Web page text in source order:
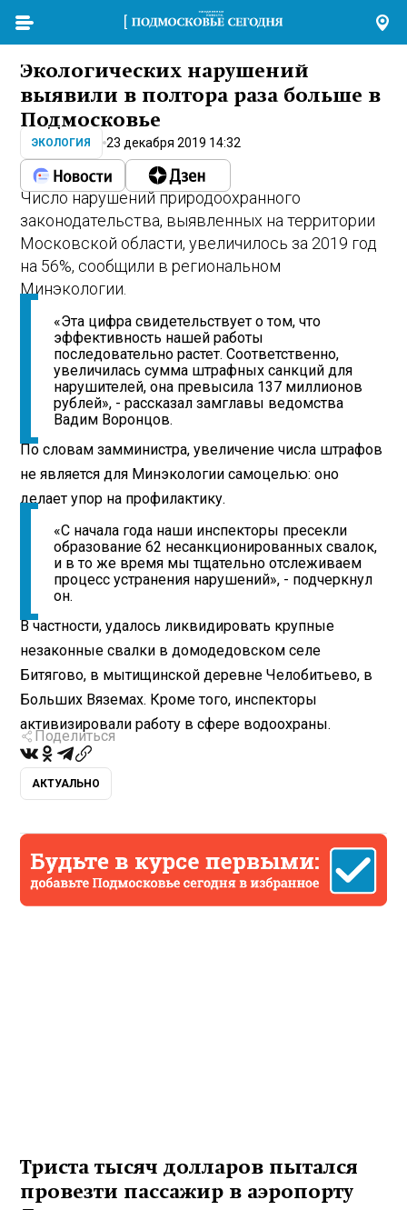
Экологических нарушений
выявили в полтора раза больше в
Подмосковье
ЭКОЛОГИЯ 23 декабря 2019 14:32
Число нарушений природоохранного
законодательства, выявленных на территории
Московской области, увеличилось за 2019 год
на 56%, сообщили в региональном
Минэкологии.
«Эта цифра свидетельствует о том, что
эффективность нашей работы
последовательно растет. Соответственно,
увеличилась сумма штрафных санкций для
нарушителей, она превысила 137 миллионов
рублей», - рассказал замглавы ведомства
Вадим Воронцов.
По словам замминистра, увеличение числа штрафов
не является для Минэкологии самоцелью: оно
делает упор на профилактику.
«С начала года наши инспекторы пресекли
образование 62 несанкционированных свалок,
и в то же время мы тщательно отслеживаем
процесс устранения нарушений», - подчеркнул
он.
В частности, удалось ликвидировать крупные
незаконные свалки в домодедовском селе
Битягово, в мытищинской деревне Челобитьево, в
Больших Вяземах. Кроме того, инспекторы
активизировали работу в сфере водоохраны.
Поделиться
АКТУАЛЬНО
Триста тысяч долларов пытался
провезти пассажир в аэропорту